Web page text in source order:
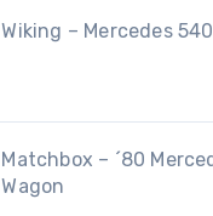
Wiking – Mercedes
Matchbox – ´80
Wagon